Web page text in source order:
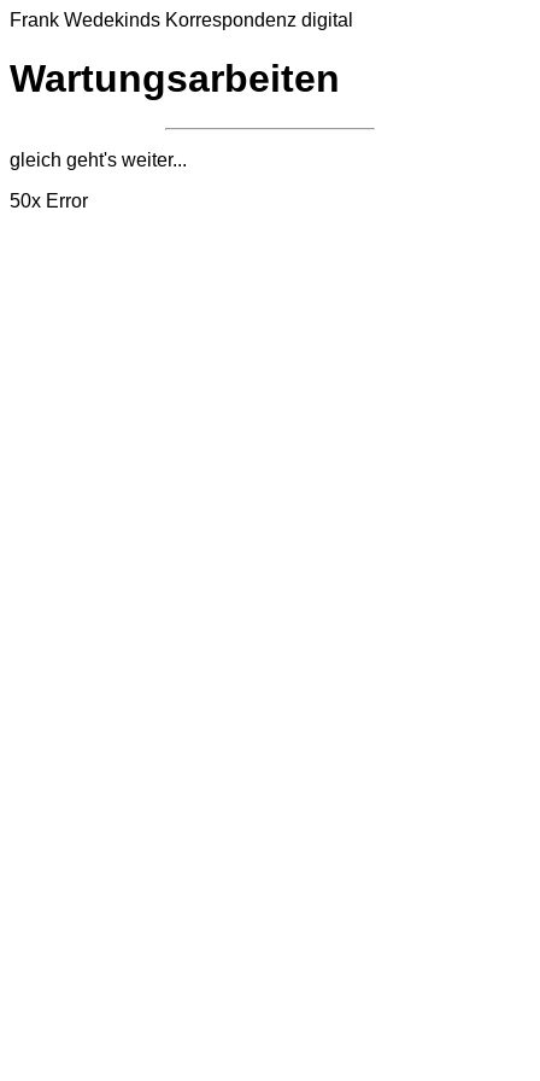
Frank Wedekinds Korrespondenz digital
Wartungsarbeiten
gleich geht's weiter...
50x Error